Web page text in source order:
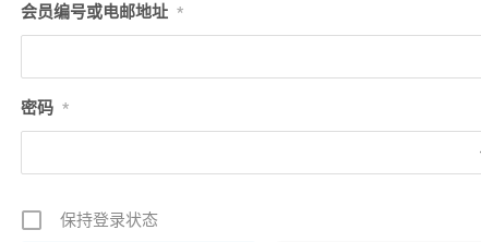
会员编号或电邮地址 *
密码 *
保持登录状态